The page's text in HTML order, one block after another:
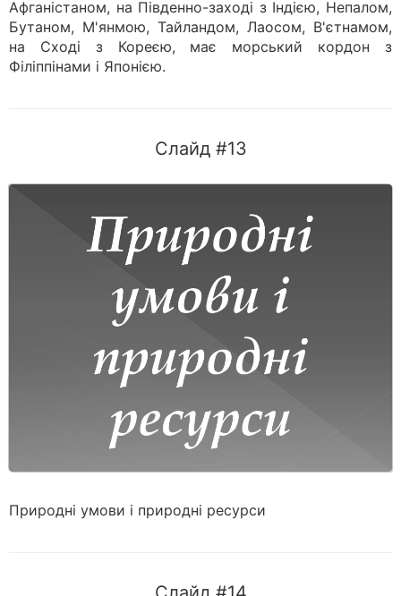
Афганістаном, на Південно-заході з Індією, Непалом,
Бутаном, М'янмою, Тайландом, Лаосом, В'єтнамом,
на Сході з Кореєю, має морський кордон з
Філіппінами і Японією.
Слайд #13
Природні умови і природні ресурси